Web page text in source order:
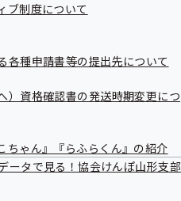
ブ制度について
各種申請書等の提出先について
）資格確認書の発送時期変更につ
ちゃん』『らふらくん』の紹介
ータで見る！協会けんぽ山形支部